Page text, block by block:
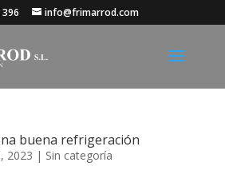
info@frimarrod.com
buena refrigeración
2023 | Sin categoría